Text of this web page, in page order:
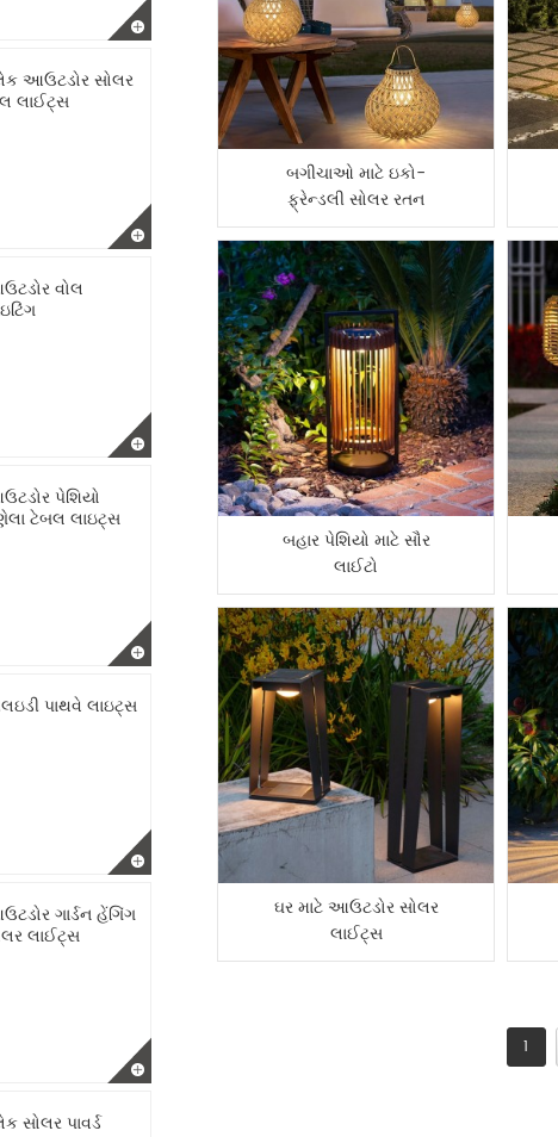
આઉટડોર સોલર
લાઈટ્સ
વોલ
પેશિયો
ટેબલ લાઇટ્સ
પાથવે લાઇટ્સ
ગાર્ડન હેંગિંગ
લાઈટ્સ
સોલર પાવર્ડ
બગીચાઓ માટે ઇકો-
ફ્રેન્ડલી સોલર રતન
વણેલા ફાનસ
બહાર પેશિયો માટે સૌર
લાઈટો
ઘર માટે આઉટડોર સોલર
લાઈટ્સ
1